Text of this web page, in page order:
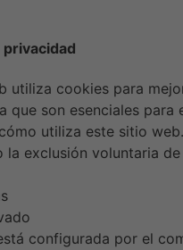
privacidad
utiliza cookies para
que son esenciales
utiliza este sitio
la exclusión voluntaria
configurada por el